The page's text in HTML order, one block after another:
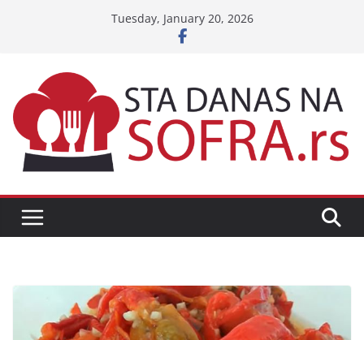
Tuesday, January 20, 2026